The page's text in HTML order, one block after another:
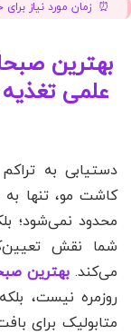
زمان مورد نیاز
بهترین
علمی
دستیابی به
کاشت مو، تنها
محدود نمی‌شود؛
شما نقش
می‌کند. بهترین
روزمره نیست،
متابولیک برای